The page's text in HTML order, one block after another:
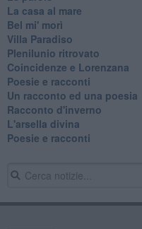
La casa al mare
Bel mi' morì
Villa Paradiso
Plenilunio ritrovato
Coincidenze e Lorenzana
Poesie e racconti
Un racconto ed una poesia
Racconto d'inverno
​L'arsella divina
Poesie e racconti